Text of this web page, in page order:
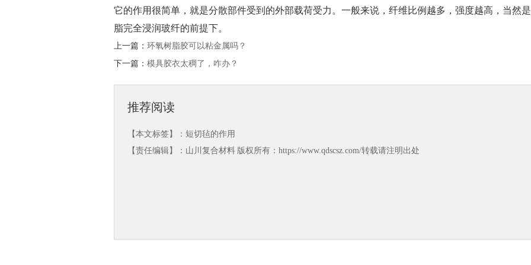
它的作用很简单，就是分散部件受到的外部载荷受力。一般来说，纤维比例越多，强度越高，当然
脂完全浸润玻纤的前提下。
上一篇： 环氧树脂胶可以粘金属吗？
下一篇： 模具胶衣太稠了，咋办？
推荐阅读
【本文标签】： 短切毡的作用
【责任编辑】： 山川复合材料 版权所有：https://www.qdscsz.com/转载请注明出处